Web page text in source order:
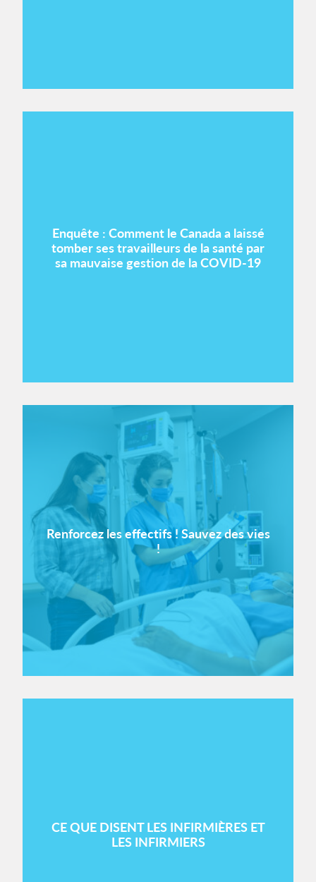
Enquête : Comment le Canada a laissé
tomber ses travailleurs de la santé par
sa mauvaise gestion de la COVID-19
Renforcez les effectifs ! Sauvez des vies
!
CE QUE DISENT LES INFIRMIÈRES ET
LES INFIRMIERS